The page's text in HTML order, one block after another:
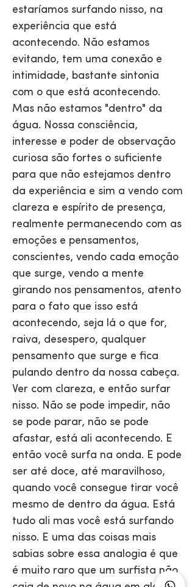
estaríamos surfando nisso, na
experiência que está
acontecendo. Não estamos
evitando, tem uma conexão e
intimidade, bastante sintonia
com o que está acontecendo.
Mas não estamos "dentro" da
água. Nossa consciência,
interesse e poder de observação
curiosa são fortes o suficiente
para que não estejamos dentro
da experiência e sim a vendo com
clareza e espírito de presença,
realmente permanecendo com as
emoções e pensamentos,
conscientes, vendo cada emoção
que surge, vendo a mente
girando nos pensamentos, atento
para o fato que isso está
acontecendo, seja lá o que for,
raiva, desespero, qualquer
pensamento que surge e fica
pulando dentro da nossa cabeça.
Ver com clareza, e então surfar
nisso. Não se pode impedir, não
se pode parar, não se pode
afastar, está ali acontecendo. E
então você surfa na onda. E pode
ser até doce, até maravilhoso,
quando você consegue tirar você
mesmo de dentro da água. Está
tudo ali mas você está surfando
nisso. E uma das coisas mais
sabias sobre essa analogia é que
é muito raro que um surfista não